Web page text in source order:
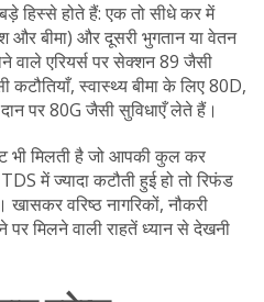
हिस्से होते हैं: एक तो सीधे कर में
और बीमा) और दूसरी भुगतान या वेतन
वाले एरियर्स पर सेक्शन 89 जैसी
स्वास्थ्य बीमा के लिए 80D,
पर 80G जैसी सुविधाएँ लेते हैं।
भी मिलती है जो आपकी कुल कर
में ज्यादा कटौती हुई हो तो रिफंड
वरिष्ठ नागरिकों, नौकरी
पर मिलने वाली राहतें ध्यान से देखनी